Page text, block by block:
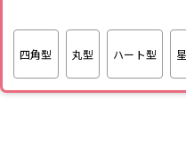
四角型 丸型 ハート型